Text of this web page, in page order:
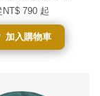
NT$ 790 起
加入購物車